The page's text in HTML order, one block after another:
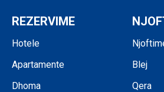
REZERVIME
Hotele
Apartamente
Dhoma
Blej
Qera